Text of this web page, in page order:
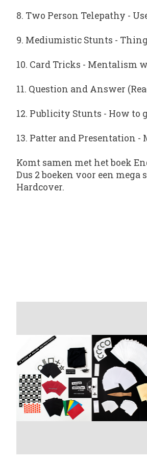
8. Two Person Telepathy -
9. Mediumistic Stunts -
10. Card Tricks - Mentalism
11. Question and Answer
12. Publicity Stunts - How to
13. Patter and Presentation
Komt samen met het boek
Dus 2 boeken voor een mega
Hardcover.